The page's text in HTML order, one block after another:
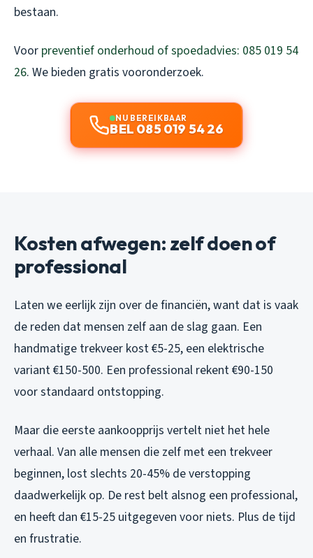
bestaan.
Voor preventief onderhoud of spoedadvies: 085 019 54
26. We bieden gratis vooronderzoek.
NU BEREIKBAAR
BEL 085 019 54 26
Kosten afwegen: zelf doen of
professional
Laten we eerlijk zijn over de financiën, want dat is vaak
de reden dat mensen zelf aan de slag gaan. Een
handmatige trekveer kost €5-25, een elektrische
variant €150-500. Een professional rekent €90-150
voor standaard ontstopping.
Maar die eerste aankoopprijs vertelt niet het hele
verhaal. Van alle mensen die zelf met een trekveer
beginnen, lost slechts 20-45% de verstopping
daadwerkelijk op. De rest belt alsnog een professional,
en heeft dan €15-25 uitgegeven voor niets. Plus de tijd
en frustratie.